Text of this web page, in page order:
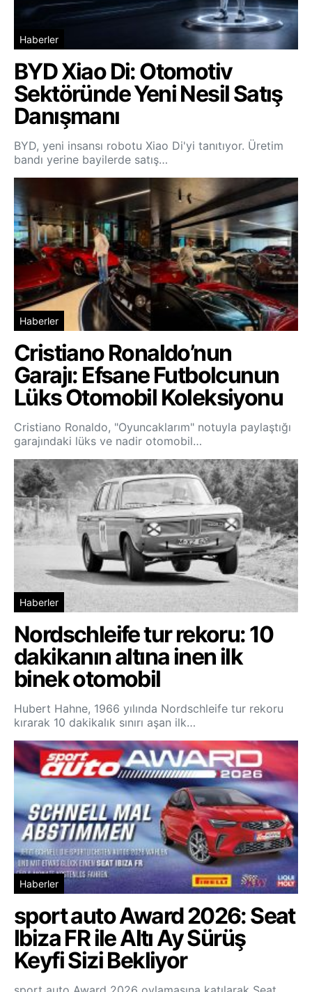
Haberler
BYD Xiao Di: Otomotiv
Sektöründe Yeni Nesil Satış
Danışmanı
BYD, yeni insansı robotu Xiao Di'yi tanıtıyor. Üretim
bandı yerine bayilerde satış…
Haberler
Cristiano Ronaldo’nun
Garajı: Efsane Futbolcunun
Lüks Otomobil Koleksiyonu
Cristiano Ronaldo, "Oyuncaklarım" notuyla paylaştığı
garajındaki lüks ve nadir otomobil…
Haberler
Nordschleife tur rekoru: 10
dakikanın altına inen ilk
binek otomobil
Hubert Hahne, 1966 yılında Nordschleife tur rekoru
kırarak 10 dakikalık sınırı aşan ilk…
Haberler
sport auto Award 2026: Seat
Ibiza FR ile Altı Ay Sürüş
Keyfi Sizi Bekliyor